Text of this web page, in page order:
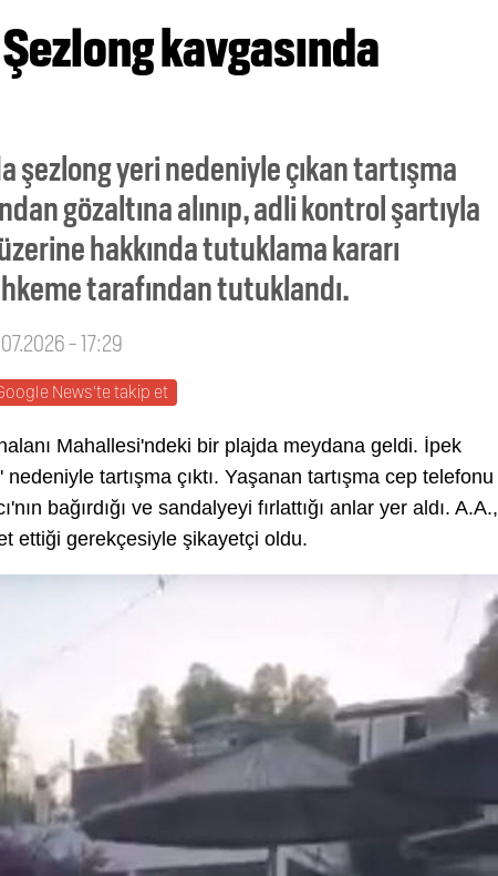
kavgasında
yeri nedeniyle çıkan tartışma
gözaltına alınıp, adli kontrol şartıyla
hakkında tutuklama kararı
tarafından tutuklandı.
- 17:29
News'te takip et
Mahallesi'ndeki bir plajda meydana geldi. İpek
tartışma çıktı. Yaşanan tartışma cep telefonu
bağırdığı ve sandalyeyi fırlattığı anlar yer aldı. A.A.,
ettiği gerekçesiyle şikayetçi oldu.